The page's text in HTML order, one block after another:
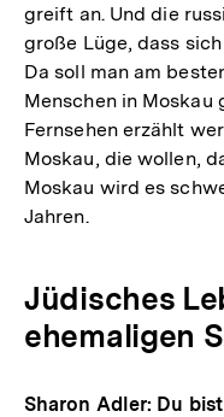
greift an. Und die
große Lüge, dass
Da soll man am
Menschen in Moskau
Fernsehen erzählt
Moskau, die wollen,
Moskau wird es
Jahren.
Jüdisches
ehemaligen
Sharon Adler: Du